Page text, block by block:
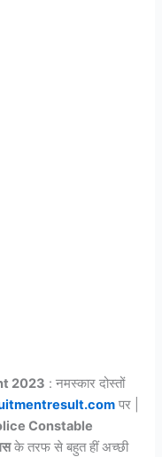
2023 : नमस्कार दोस्तों
पर |
Constable
के तरफ से बहुत हीं अच्छी